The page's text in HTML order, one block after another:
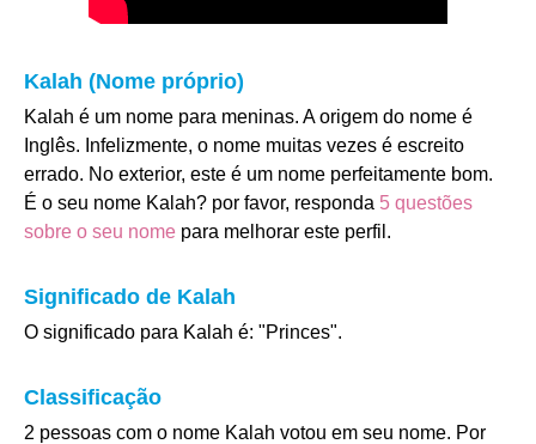
Kalah (Nome próprio)
Kalah é um nome para meninas. A origem do nome é
Inglês. Infelizmente, o nome muitas vezes é escreito
errado. No exterior, este é um nome perfeitamente bom.
É o seu nome Kalah? por favor, responda 5 questões
sobre o seu nome para melhorar este perfil.
Significado de Kalah
O significado para Kalah é: "Princes".
Classificação
2 pessoas com o nome Kalah votou em seu nome. Por